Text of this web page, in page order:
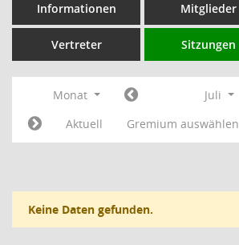
Informationen Mitglieder
Vertreter Sitzungen
Monat Juli
Aktuell
Gremium auswählen
Keine Daten gefunden.